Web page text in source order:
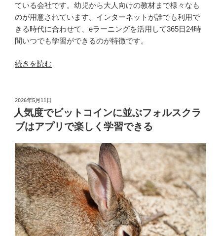
ている会社です。幼児から大人向けの教材まで様々なも
のが用意されています。インターネットが誰でも利用で
きる時代に合わせて、eラーニングを活用して365日24時
間いつでも学習ができるのが特徴です。
“マ
商
法
じ
ゃ
な
い
フ
ォ
ル
ス
ク
ラ
続きを読む
投
稿
日:
2026年5月11日
人気度でビットコインに並ぶフォルスクラ
ブはアプリで楽しく学習できる